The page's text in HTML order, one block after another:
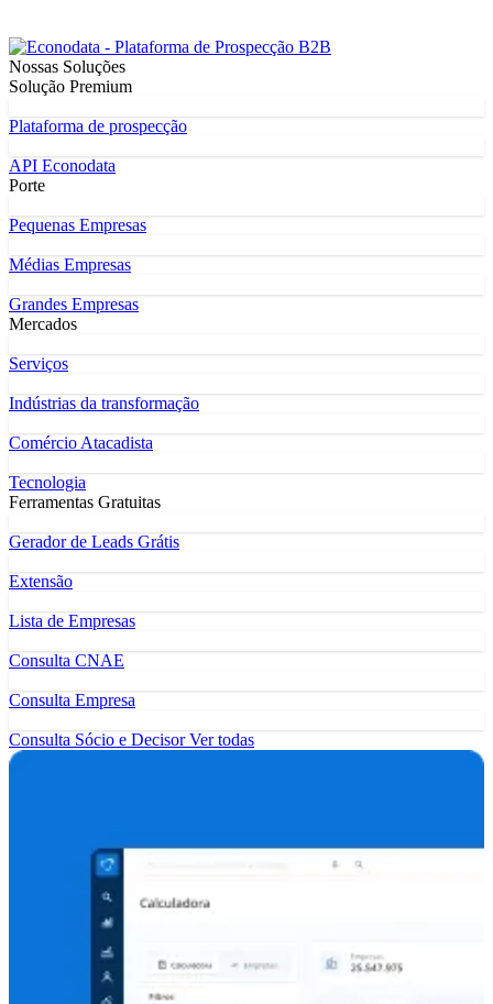
Nossas Soluções
Solução Premium
Plataforma de prospecção
API Econodata
Porte
Pequenas Empresas
Médias Empresas
Grandes Empresas
Mercados
Serviços
Indústrias da transformação
Comércio Atacadista
Tecnologia
Ferramentas Gratuitas
Gerador de Leads Grátis
Extensão
Lista de Empresas
Consulta CNAE
Consulta Empresa
Consulta Sócio e DecisorVer todas